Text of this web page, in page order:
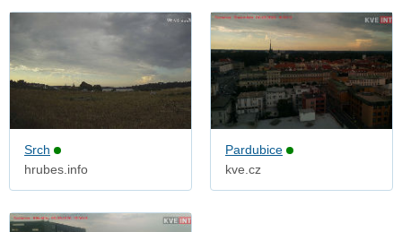
Srch
hrubes.info
Pardubice
kve.cz